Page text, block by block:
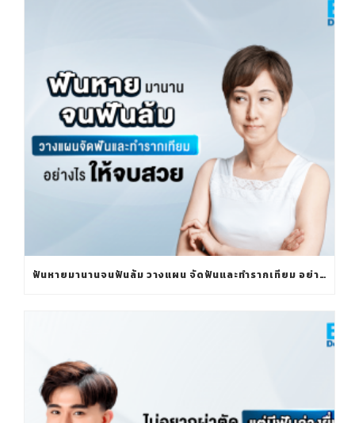
ฟันหายมานานจนฟันล้ม วางแผน จัดฟันและทำรากเทียม อย่างไรให้จบสวย